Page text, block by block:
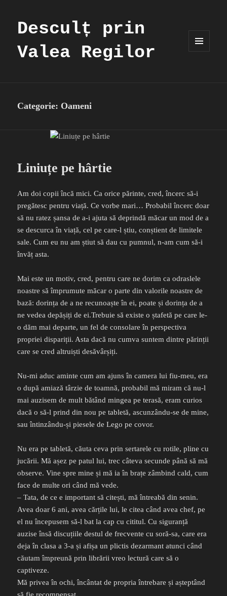
Desculț prin
Valea Regilor
Categorie: Oameni
Liniuțe pe hârtie
Am doi copii încă mici. Ca orice părinte, cred, încerc să-i
pregătesc pentru viață. Ce vorbe mari… Probabil încerc doar
să nu ratez șansa de a-i ajuta să deprindă măcar un mod de a
se descurca în viață, cel pe care-l știu, conștient de limitele
sale. Cum eu nu am știut să dau cu pumnul, n-am cum să-i
învăț asta.
Mai este un motiv, cred, pentru care ne dorim ca odraslele
noastre să împrumute măcar o parte din valorile noastre de
bază: dorința de a ne recunoaște în ei, poate și dorința de a
ne vedea depășiți de ei.Trebuie să existe o ștafetă pe care le-
o dăm mai departe, un fel de consolare în perspectiva
propriei dispariții. Asta dacă nu cumva suntem dintre părinții
care se cred altruiști desăvârșiți.
Nu-mi aduc aminte cum am ajuns în camera lui fiu-meu, era
o după amiază târzie de toamnă, probabil mă miram că nu-l
mai auzisem de mult bătând mingea pe terasă, eram curios
dacă o să-l prind din nou pe tabletă, ascunzându-se de mine,
sau întinzându-și piesele de Lego pe covor.
Nu era pe tabletă, căuta ceva prin sertarele cu rotile, pline cu
jucării. Mă așez pe patul lui, trec câteva secunde până să mă
observe. Vine spre mine și mă ia în brațe zâmbind cald, cum
face de multe ori când mă vede.
– Tata, de ce e important să citești, mă întreabă din senin.
Avea doar 6 ani, avea cărțile lui, le citea când avea chef, pe
el nu începusem să-l bat la cap cu cititul. Cu siguranță
auzise însă discuțiile destul de frecvente cu soră-sa, care era
deja în clasa a 3-a și afișa un plictis dezarmant atunci când
căutam împreună prin librării vreo lectură care să o
captiveze.
Mă privea în ochi, încântat de propria întrebare și așteptând